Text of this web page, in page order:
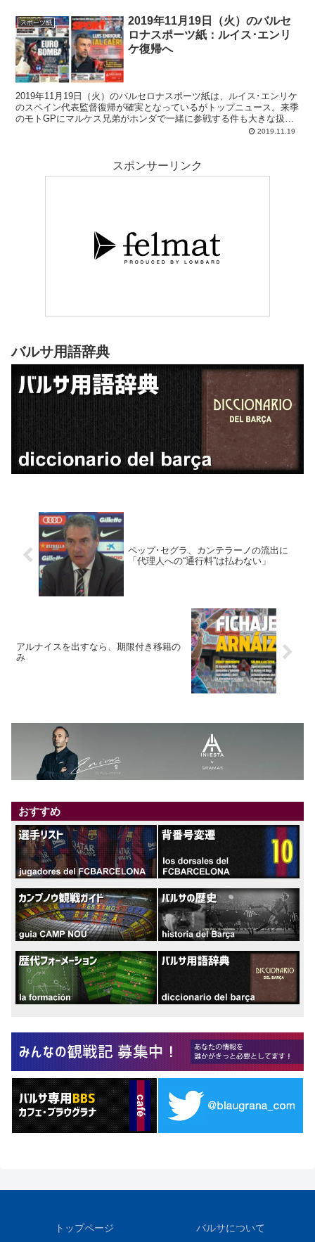
スポーツ紙
2019年11月19日（火）のバルセ
ロナスポーツ紙：ルイス･エンリ
ケ復帰へ
2019年11月19日（火）のバルセロナスポーツ紙は、ルイス･エンリケ
のスペイン代表監督復帰が確実となっているがトップニュース。来季
のモトGPにマルケス兄弟がホンダで一緒に参戦する件も大きな扱い
2019.11.19
スポンサーリンク
バルサ用語辞典
ペップ･セグラ、カンテラーノの流出に
「代理人への“通行料”は払わない」
アルナイスを出すなら、期限付き移籍の
み
おすすめ
トップページ
バルサについて